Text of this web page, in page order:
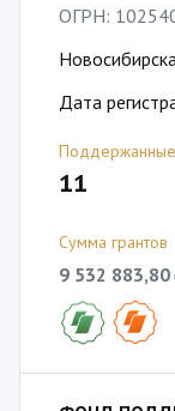
ОГРН:
Дата
11
Сумма грантов
9 532 883,80